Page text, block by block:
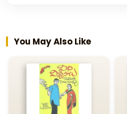
You May Also Like